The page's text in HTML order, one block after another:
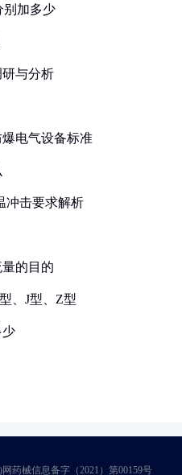
别加多少
与分析
电气设备标准
冲击要求解析
的目的
、J型、Z型
少
药械信息备字（2021）第00159号